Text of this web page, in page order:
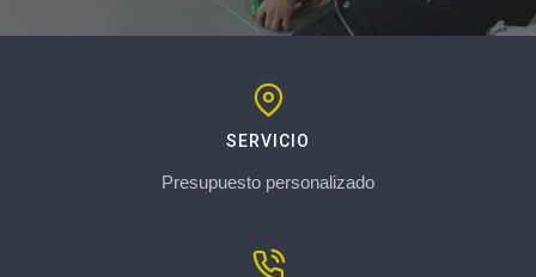
SERVICIO
Presupuesto personalizado